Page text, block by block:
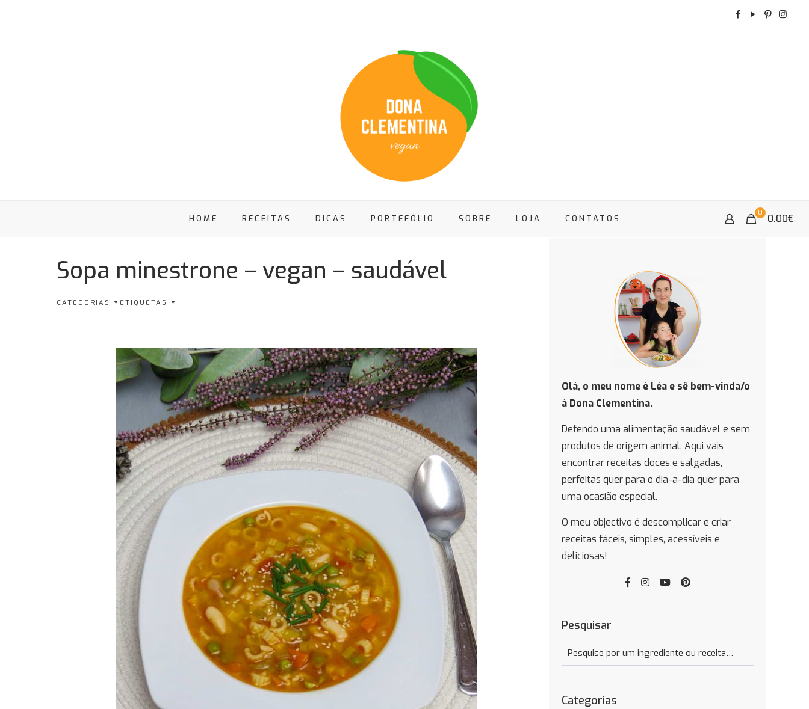
HOME RECEITAS DICAS PORTEFÓLIO SOBRE LOJA CONTATOS
0 0.00€
Sopa minestrone – vegan – saudável
CATEGORIAS ETIQUETAS
Olá, o meu nome é Léa e sê bem-vinda/o
à Dona Clementina.
Defendo uma alimentação saudável e sem
produtos de origem animal. Aqui vais
encontrar receitas doces e salgadas,
perfeitas quer para o dia-a-dia quer para
uma ocasião especial.
O meu objectivo é descomplicar e criar
receitas fáceis, simples, acessíveis e
deliciosas!
Pesquisar
Categorias